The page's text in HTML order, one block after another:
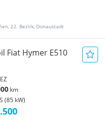
22. Bezirk, Donaustadt
Fiat Hymer E510
EZ
km
(85 kW)